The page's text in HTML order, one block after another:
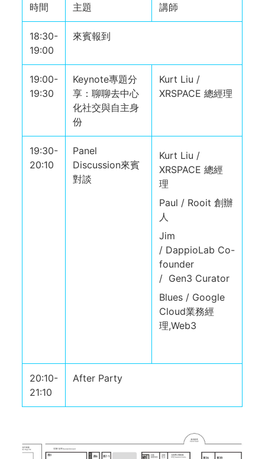
時間 主題 講師
18:30-
19:00
來賓報到
19:00-
19:30
Keynote專題分
享：聊聊去中心
化社交與自主身
份
Kurt Liu /
XRSPACE 總經理
19:30-
20:10
Panel
Discussion來賓
對談
Kurt Liu /
XRSPACE 總經
理
Paul / Rooit 創辦
人
Jim
/ DappioLab Co-
founder
/ Gen3 Curator
Blues / Google
Cloud業務經
理,Web3
20:10-
21:10
After Party